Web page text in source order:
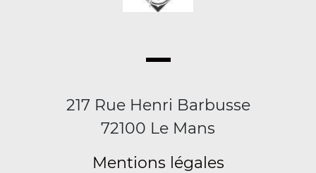
217 Rue Henri Barbusse
72100 Le Mans
Mentions légales